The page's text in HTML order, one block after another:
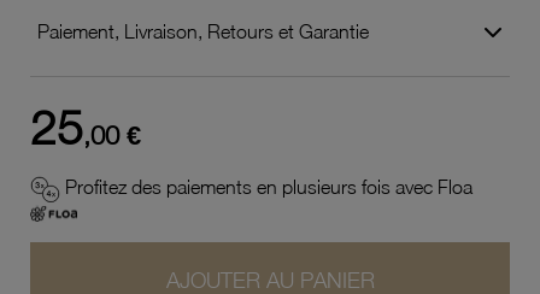
Paiement, Livraison, Retours et Garantie
25,00 €
Profitez des paiements en plusieurs fois avec Floa
AJOUTER AU PANIER